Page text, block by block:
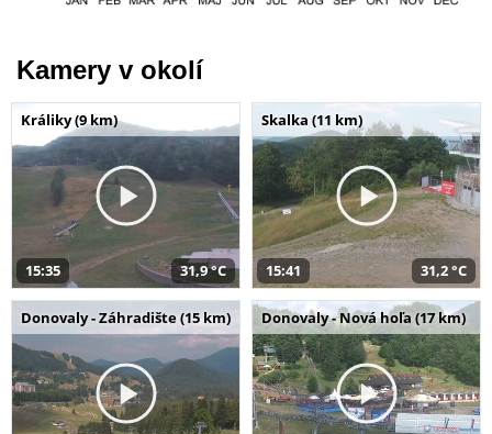
Kamery v okolí
Králiky (9 km)
15:35 31,9 °C
Skalka (11 km)
15:41 31,2 °C
Donovaly - Záhradište (15 km) Donovaly - Nová hoľa (17 km)